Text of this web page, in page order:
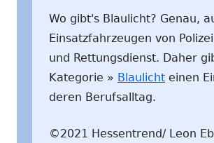
Wo gibt's Blaulicht? Genau,
Einsatzfahrzeugen von
und Rettungsdienst. Daher
Kategorie » Blaulicht einen
deren Berufsalltag.
©2021 Hessentrend/ Leon